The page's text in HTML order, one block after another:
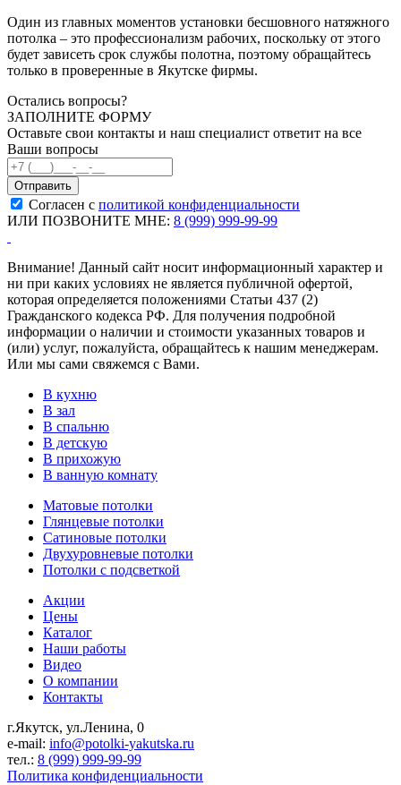
Один из главных моментов установки бесшовного натяжного
потолка – это профессионализм рабочих, поскольку от этого
будет зависеть срок службы полотна, поэтому обращайтесь
только в проверенные в Якутске фирмы.
Остались вопросы?
ЗАПОЛНИТЕ ФОРМУ
Оставьте свои контакты и наш специалист ответит на все
Ваши вопросы
Согласен с политикой конфиденциальности
ИЛИ ПОЗВОНИТЕ МНЕ: 8 (999) 999-99-99
Внимание! Данный сайт носит информационный характер и
ни при каких условиях не является публичной офертой,
которая определяется положениями Статьи 437 (2)
Гражданского кодекса РФ. Для получения подробной
информации о наличии и стоимости указанных товаров и
(или) услуг, пожалуйста, обращайтесь к нашим менеджерам.
Или мы сами свяжемся с Вами.
В кухню
В зал
В спальню
В детскую
В прихожую
В ванную комнату
Матовые потолки
Глянцевые потолки
Сатиновые потолки
Двухуровневые потолки
Потолки с подсветкой
Акции
Цены
Каталог
Наши работы
Видео
О компании
Контакты
г.Якутск, ул.Ленина, 0
e-mail: info@potolki-yakutska.ru
тел.: 8 (999) 999-99-99
Политика конфиденциальности